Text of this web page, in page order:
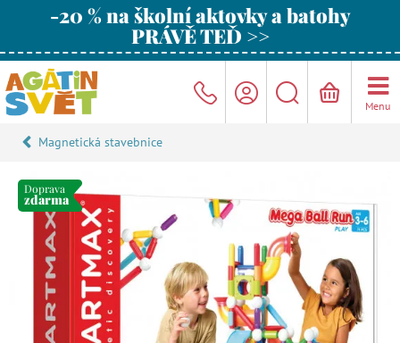
-20 % na školní aktovky a batohy
PRÁVĚ TEĎ >>
Menu
Magnetická stavebnice
Doprava
zdarma